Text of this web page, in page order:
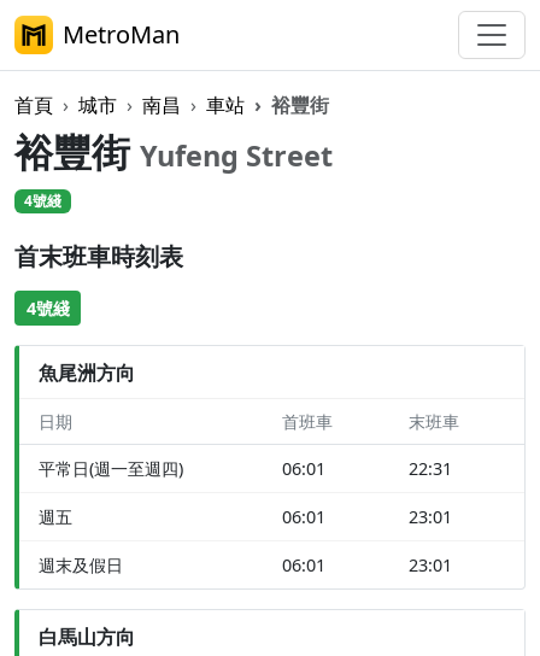
MetroMan
首頁 城市 南昌 車站 裕豐街
裕豐街 Yufeng Street
4號綫
首末班車時刻表
4號綫
魚尾洲方向
日期 首班車 末班車
平常日(週一至週四) 06:01 22:31
週五 06:01 23:01
週末及假日 06:01 23:01
白馬山方向